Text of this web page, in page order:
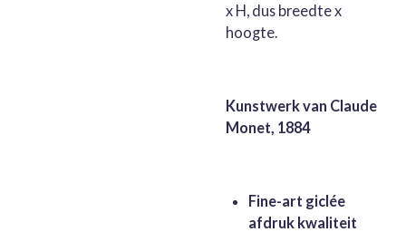
x H, dus breedte x
hoogte.
Kunstwerk van Claude
Monet, 1884
Fine-art giclée
afdruk kwaliteit